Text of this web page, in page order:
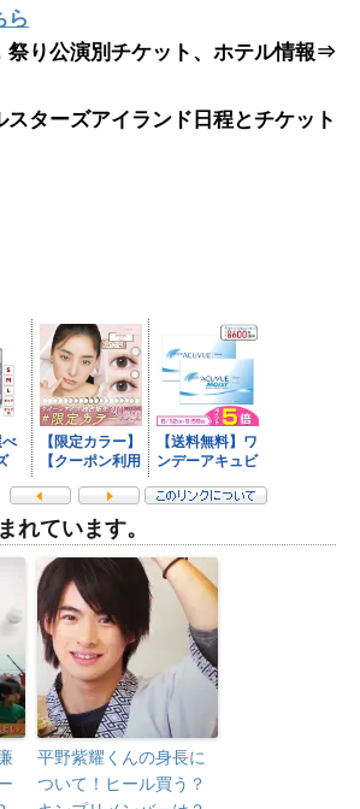
ら
祭り公演別チケット、ホテル情報⇒
ターズアイランド日程とチケット
れています。
平野紫耀くんの身長に
ついて！ヒール買う？